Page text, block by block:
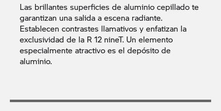
Las brillantes superficies de aluminio cepillado te
garantizan una salida a escena radiante.
Establecen contrastes llamativos y enfatizan la
exclusividad de la R 12 nineT. Un elemento
especialmente atractivo es el depósito de
aluminio.